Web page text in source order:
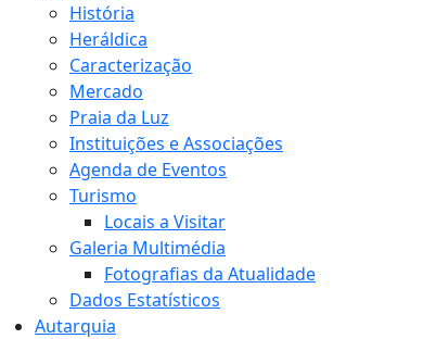
História
Heráldica
Caracterização
Mercado
Praia da Luz
Instituições e Associações
Agenda de Eventos
Turismo
Locais a Visitar
Galeria Multimédia
Fotografias da Atualidade
Dados Estatísticos
Autarquia